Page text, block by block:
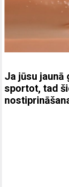
Ja jūsu jaunā
sportot, tad